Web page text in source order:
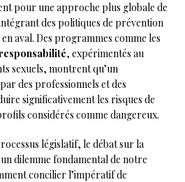
pour une approche plus globale de
des politiques de prévention
aval. Des programmes comme les
, expérimentés au
sexuels, montrent qu’un
des professionnels et des
significativement les risques de
considérés comme dangereux.
législatif, le débat sur la
dilemme fondamental de notre
concilier l’impératif de